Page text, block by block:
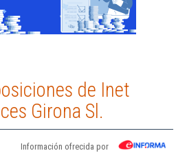
de Inet
Girona Sl.
Información ofrecida por